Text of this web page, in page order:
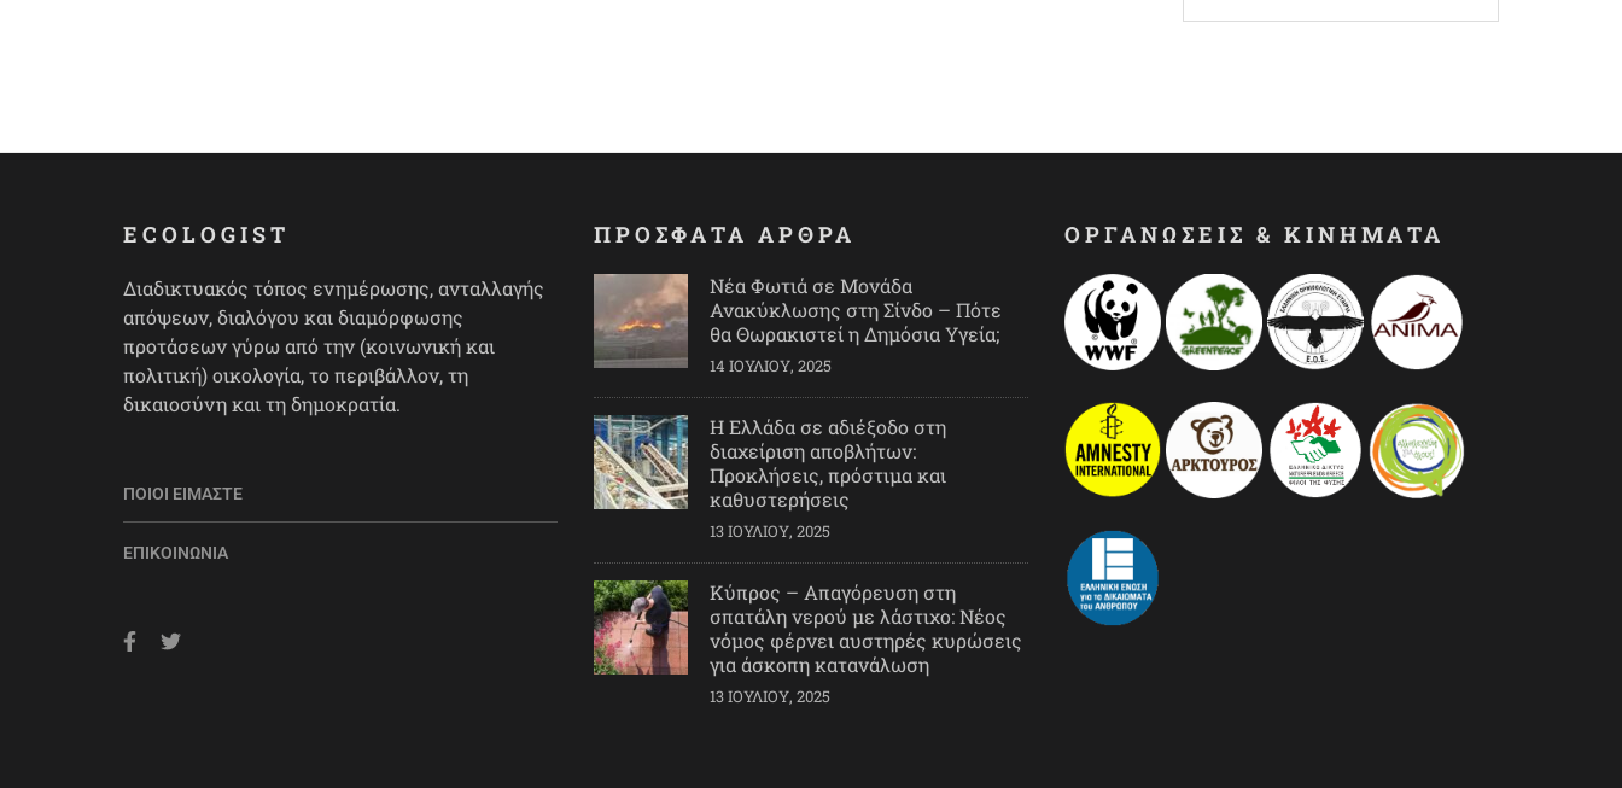
για:
ECOLOGIST
Διαδικτυακός τόπος ενημέρωσης, ανταλλαγής
απόψεων, διαλόγου και διαμόρφωσης
προτάσεων γύρω από την (κοινωνική και
πολιτική) οικολογία, το περιβάλλον, τη
δικαιοσύνη και τη δημοκρατία.
ΠΟΙΟΙ ΕΊΜΑΣΤΕ
ΕΠΙΚΟΙΝΩΝΊΑ
ΠΡΟΣΦΑΤΑ ΑΡΘΡΑ
Νέα Φωτιά σε Μονάδα
Ανακύκλωσης στη Σίνδο – Πότε
θα Θωρακιστεί η Δημόσια Υγεία;
14 ΙΟΥΛΊΟΥ, 2025
Η Ελλάδα σε αδιέξοδο στη
διαχείριση αποβλήτων:
Προκλήσεις, πρόστιμα και
καθυστερήσεις
13 ΙΟΥΛΊΟΥ, 2025
Κύπρος – Απαγόρευση στη
σπατάλη νερού με λάστιχο: Νέος
νόμος φέρνει αυστηρές κυρώσεις
για άσκοπη κατανάλωση
13 ΙΟΥΛΊΟΥ, 2025
ΟΡΓΑΝΩΣΕΙΣ & ΚΙΝΗΜΑΤΑ